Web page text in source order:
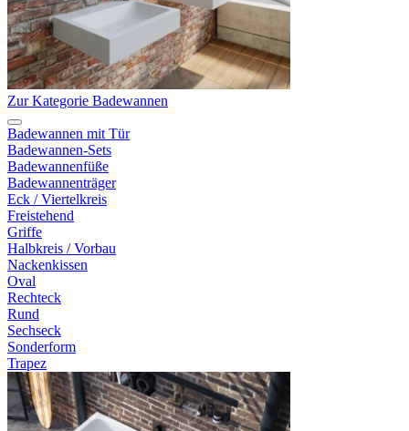
Zur Kategorie Badewannen
Badewannen mit Tür
Badewannen-Sets
Badewannenfüße
Badewannenträger
Eck / Viertelkreis
Freistehend
Griffe
Halbkreis / Vorbau
Nackenkissen
Oval
Rechteck
Rund
Sechseck
Sonderform
Trapez